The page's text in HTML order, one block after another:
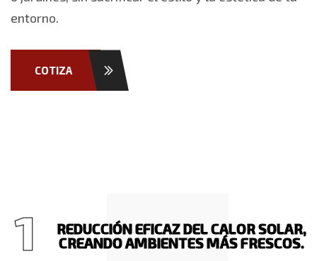
entorno.
COTIZA
1
REDUCCIÓN EFICAZ DEL CALOR SOLAR,
CREANDO AMBIENTES MÁS FRESCOS.